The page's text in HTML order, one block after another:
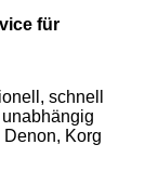
für
schnell
Korg